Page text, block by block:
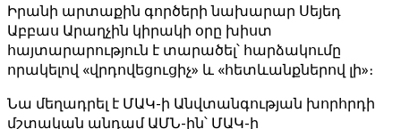
Իրանի արտաքին գործերի նախարար Սեյեդ
Աբբաս Արաղչին կիրակի օրը խիստ
հայտարարություն է տարածել՝ հարձակումը
որակելով «վրդովեցուցիչ» և «հետևանքներով լի»։
Նա մեղադրել է ՄԱԿ-ի Անվտանգության խորհրդի
մշտական անդամ ԱՄՆ-ին՝ ՄԱԿ-ի